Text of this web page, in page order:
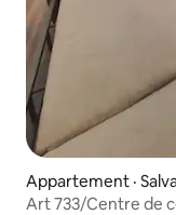
Appartement ·
Art 733/Centre de